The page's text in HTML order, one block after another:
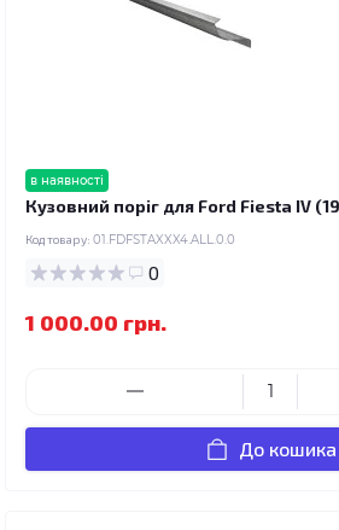
в наявності
Кузовний поріг для Ford Fiesta IV
Код товару: 01.FDFSTAXXX4.ALL.0.0
0
1 000.00 грн.
До кошика